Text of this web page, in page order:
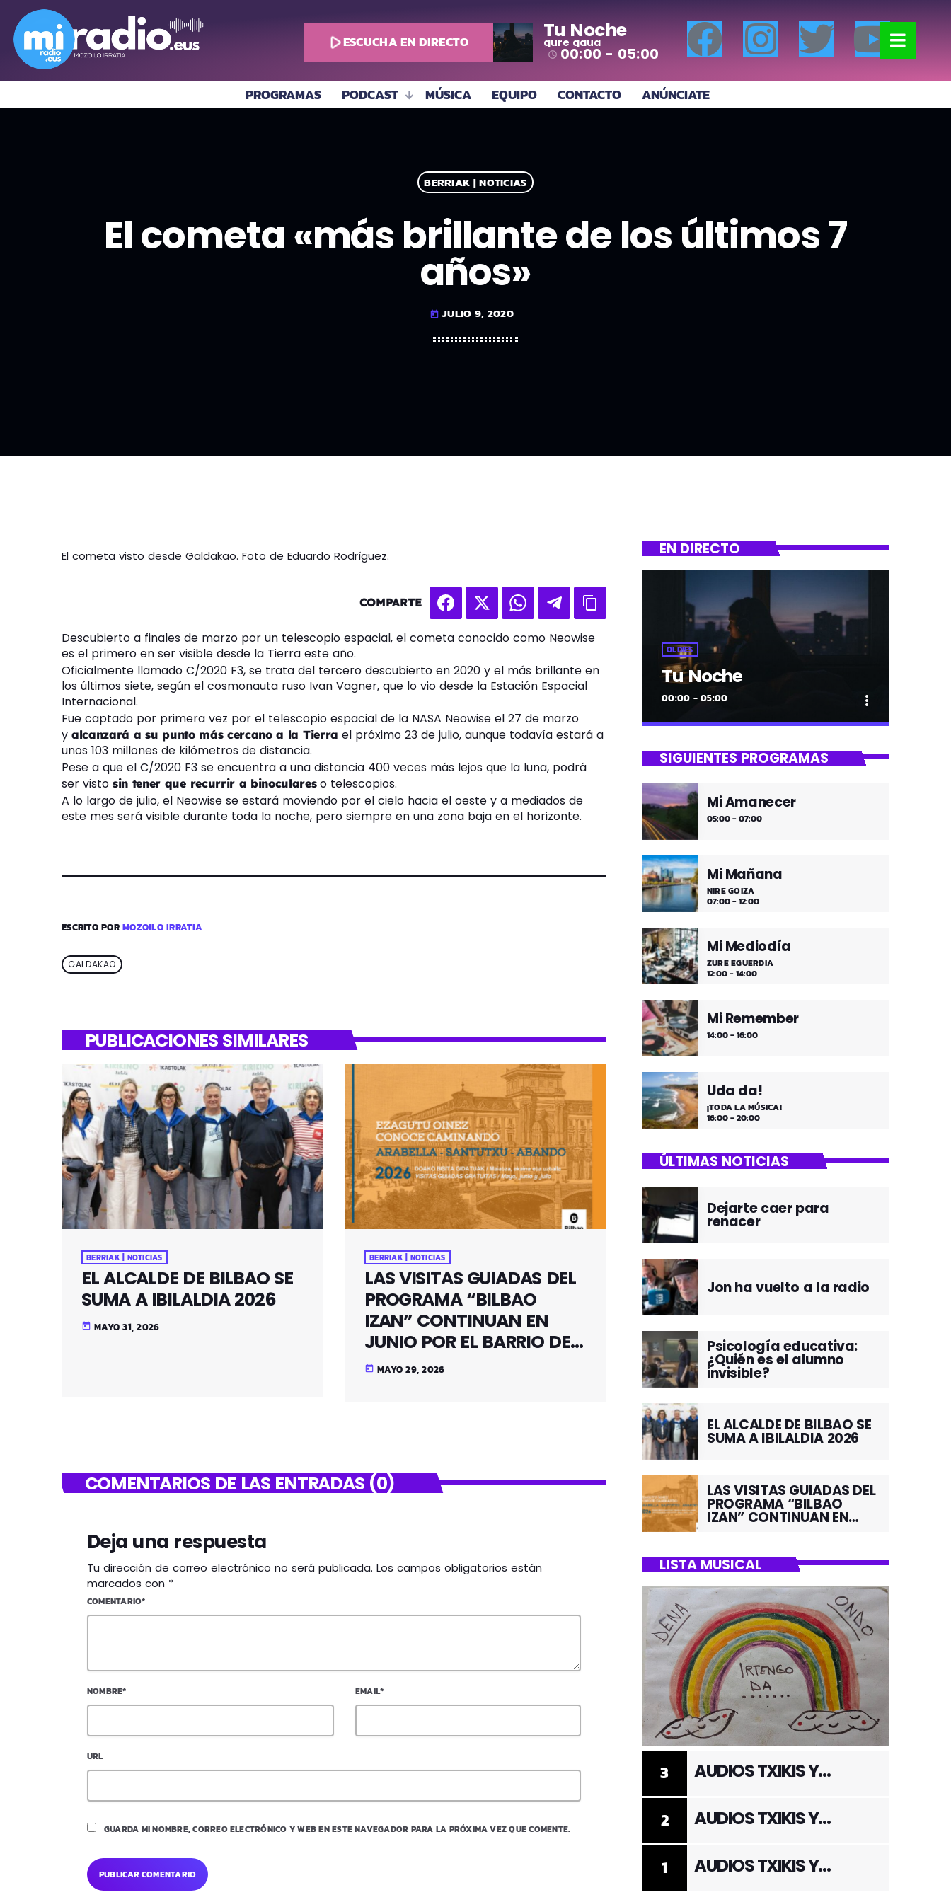
play_arrowESCUCHA EN DIRECTO Tu Noche
gure gaua
access_time 00:00 - 05:00
PROGRAMAS PODCAST MÚSICA EQUIPO CONTACTO ANÚNCIATE
BERRIAK | NOTICIAS
El cometa «más brillante de los últimos 7
años»
today JULIO 9, 2020
El cometa visto desde Galdakao. Foto de Eduardo Rodríguez.
COMPARTE
Descubierto a finales de marzo por un telescopio espacial, el cometa conocido como Neowise
es el primero en ser visible desde la Tierra este año.
Oficialmente llamado C/2020 F3, se trata del tercero descubierto en 2020 y el más brillante en
los últimos siete, según el cosmonauta ruso Ivan Vagner, que lo vio desde la Estación Espacial
Internacional.
Fue captado por primera vez por el telescopio espacial de la NASA Neowise el 27 de marzo
y alcanzará a su punto más cercano a la Tierra el próximo 23 de julio, aunque todavía estará a
unos 103 millones de kilómetros de distancia.
Pese a que el C/2020 F3 se encuentra a una distancia 400 veces más lejos que la luna, podrá
ser visto sin tener que recurrir a binoculareso telescopios.
A lo largo de julio, el Neowise se estará moviendo por el cielo hacia el oeste y a mediados de
este mes será visible durante toda la noche, pero siempre en una zona baja en el horizonte.
ESCRITO PORMOZOILO IRRATIA
GALDAKAO
PUBLICACIONES SIMILARES
BERRIAK | NOTICIAS
EL ALCALDE DE BILBAO SE
SUMA A IBILALDIA 2026
today MAYO 31, 2026
BERRIAK | NOTICIAS
LAS VISITAS GUIADAS DEL
PROGRAMA “BILBAO
IZAN” CONTINUAN EN
JUNIO POR EL BARRIO DE
SANTUTXU
today MAYO 29, 2026
COMENTARIOS DE LAS ENTRADAS (0)
Deja una respuesta
Tu dirección de correo electrónico no será publicada. Los campos obligatorios están
marcados con *
COMENTARIO*
NOMBRE* EMAIL*
URL
GUARDA MI NOMBRE, CORREO ELECTRÓNICO Y WEB EN ESTE NAVEGADOR PARA LA PRÓXIMA VEZ QUE COMENTE.
EN DIRECTO
OLDIES
Tu Noche
00:00 - 05:00 more_vert
Tu Noche
Desconecta y disfruta cada madrugada
de la música más tranquila.
SIGUIENTES PROGRAMAS
Mi Amanecer
05:00 - 07:00
Mi Mañana
NIRE GOIZA
07:00 - 12:00
Mi Mediodía
ZURE EGUERDIA
12:00 - 14:00
Mi Remember
14:00 - 16:00
Uda da!
¡TODA LA MÚSICA!
16:00 - 20:00
ÚLTIMAS NOTICIAS
Dejarte caer para
renacer
Jon ha vuelto a la radio
Psicología educativa:
¿Quién es el alumno
invisible?
EL ALCALDE DE BILBAO SE
SUMA A IBILALDIA 2026
LAS VISITAS GUIADAS DEL
PROGRAMA “BILBAO
IZAN” CONTINUAN EN
LISTA MUSICAL
1 AUDIOS TXIKIS Y
2 AUDIOS TXIKIS Y
3 AUDIOS TXIKIS Y